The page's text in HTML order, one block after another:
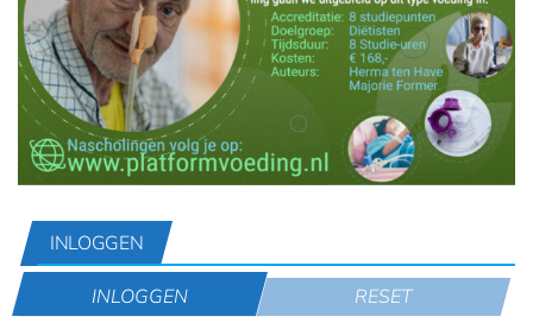
INLOGGEN
INLOGGEN RESET